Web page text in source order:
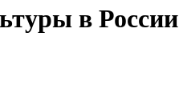
в России